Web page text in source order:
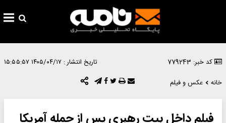
کد خبر: 779243 تاریخ انتشار : ۱۴۰۵/۰۴/۱۷ ۱۵:۵۵:۵۷
خانه
عکس و فیلم
فیلم داخل بیت رهبری پس از حمله آمریکا